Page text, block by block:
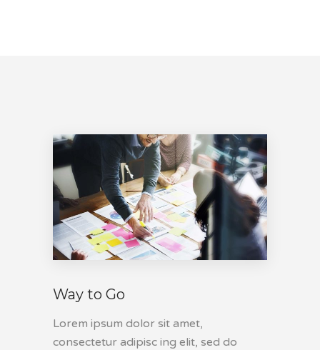
Way to Go
Lorem ipsum dolor sit amet,
consectetur adipisc ing elit, sed do